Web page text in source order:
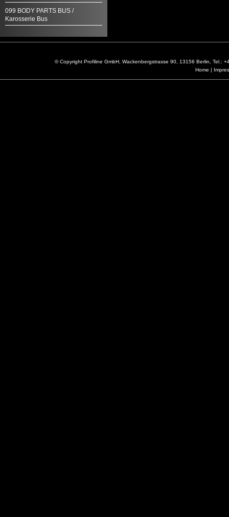
099 BODY PARTS BUS /
Karosserie Bus
© Copyright Profiline GmbH, Wackenbergstrasse 90, 13156 Berlin,
Home |